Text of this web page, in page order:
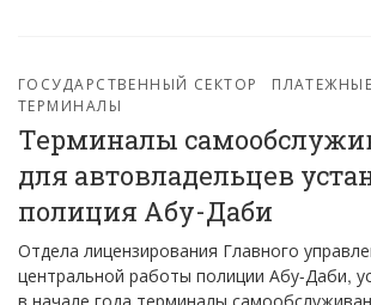
ГОСУДАРСТВЕННЫЙ СЕКТОР
ПЛАТЕЖНЫЕ
ТЕРМИНАЛЫ
Терминалы
для автовладельцев
полиция Абу-Даби
Отдела лицензирования Главного
центральной работы полиции Абу-Даби,
в начале года терминалы